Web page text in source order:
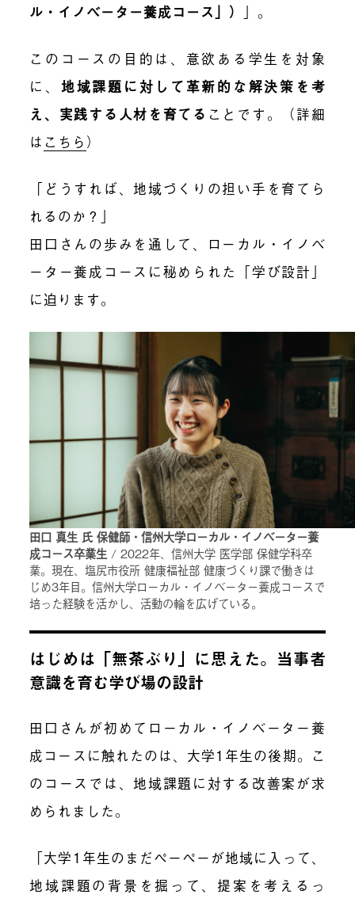
ル・イノベーター養成コース」 ） 」。
このコースの目的は、意欲ある学生を対象
に、 地域課題に対して革新的な解決策を考
え、実践する人材を育てる ことです。（詳細
は こちら ）
「どうすれば、地域づくりの担い手を育てら
れるのか？」
田口さんの歩みを通して、ローカル・イノベ
ーター養成コースに秘められた「学び設計」
に迫ります。
田口 真生 氏 保健師・信州大学ローカル・イノベーター養
成コース卒業生 / 2022年、信州大学 医学部 保健学科卒
業。現在、塩尻市役所 健康福祉部 健康づくり課で働きは
じめ3年目。信州大学ローカル・イノベーター養成コースで
培った経験を活かし、活動の輪を広げている。
はじめは「無茶ぶり」に思えた。当事者
意識を育む学び場の設計
田口さんが初めてローカル・イノベーター養
成コースに触れたのは、大学1年生の後期。こ
のコースでは、地域課題に対する改善案が求
められました。
「大学1年生のまだぺーぺーが地域に入って、
地域課題の背景を掘って、提案を考えるっ